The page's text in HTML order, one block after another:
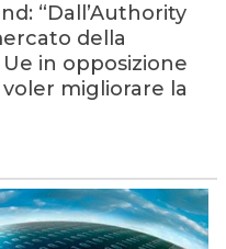
“Dall’Authority
della
in opposizione
migliorare la